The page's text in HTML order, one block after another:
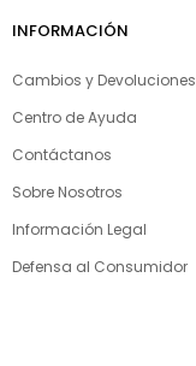
INFORMACIÓN
Cambios y Devoluciones
Centro de Ayuda
Contáctanos
Sobre Nosotros
Información Legal
Defensa al Consumidor